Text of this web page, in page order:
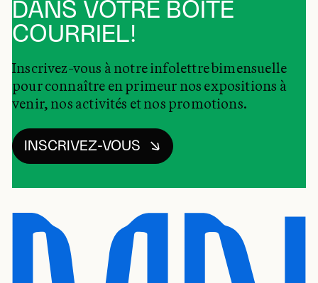
DANS VOTRE BOÎTE
COURRIEL!
Inscrivez-vous à notre infolettre bimensuelle
pour connaître en primeur nos expositions à
venir, nos activités et nos promotions.
INSCRIVEZ-VOUS